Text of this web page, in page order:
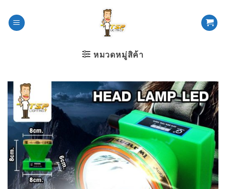
หมวดหมู่สิค้า